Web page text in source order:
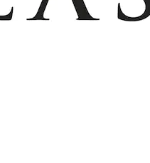
Preis: 59,99 €